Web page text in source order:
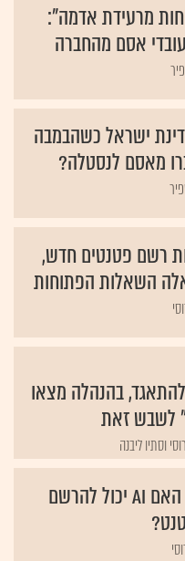
מרעידת אדמה":
אסם מהחברה
ישראל כשהבמבה
מאסם לנסטלה?
רשם פטנטים חדש,
השאלות הפתוחות
להתאגד, בהנהלה מצאו
לשבש זאת
וסתיו ליבנה
המחוזי יכריע: האם AI יכול להרשם